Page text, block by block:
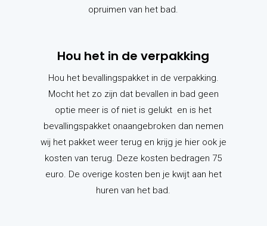
opruimen van het bad.
Hou het in de verpakking
Hou het bevallingspakket in de verpakking.
Mocht het zo zijn dat bevallen in bad geen
optie meer is of niet is gelukt en is het
bevallingspakket onaangebroken dan nemen
wij het pakket weer terug en krijg je hier ook je
kosten van terug. Deze kosten bedragen 75
euro. De overige kosten ben je kwijt aan het
huren van het bad.